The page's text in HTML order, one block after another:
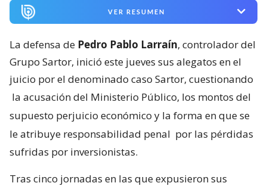
VER RESUMEN
La defensa de Pedro Pablo Larraín, controlador del
Grupo Sartor, inició este jueves sus alegatos en el
juicio por el denominado caso Sartor, cuestionando
la acusación del Ministerio Público, los montos del
supuesto perjuicio económico y la forma en que se
le atribuye responsabilidad penal por las pérdidas
sufridas por inversionistas.
Tras cinco jornadas en las que expusieron sus